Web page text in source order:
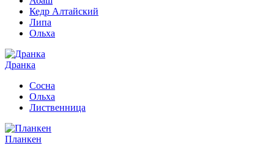
Кедр Алтайский
Липа
Ольха
Дранка
Сосна
Ольха
Лиственница
Планкен